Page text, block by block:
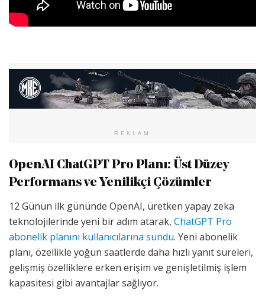
REKLAM
OpenAI ChatGPT Pro Planı: Üst Düzey
Performans ve Yenilikçi Çözümler
12 Günün ilk gününde OpenAI, üretken yapay zeka
teknolojilerinde yeni bir adım atarak, ChatGPT Pro
abonelik planını kullanıcılarına sundu. Yeni abonelik
planı, özellikle yoğun saatlerde daha hızlı yanıt süreleri,
gelişmiş özelliklere erken erişim ve genişletilmiş işlem
kapasitesi gibi avantajlar sağlıyor.